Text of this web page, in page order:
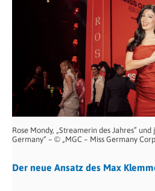
Rose Mondy, „Streamerin des Jahres”
Germany“ – © „MGC – Miss Germany
Der neue Ansatz des Max